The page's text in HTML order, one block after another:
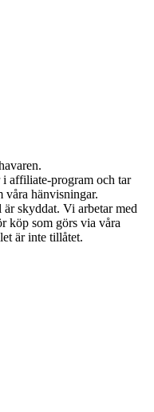
affiliate-program och tar
våra hänvisningar.
skyddat. Vi arbetar med
köp som görs via våra
är inte tillåtet.